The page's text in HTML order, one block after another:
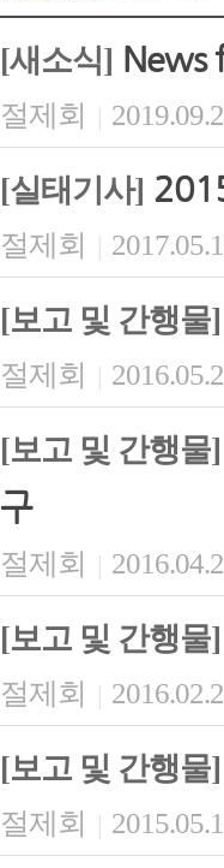
[새소식] News
절제회 |
[실태기사]
절제회 |
[보고 및 간행물]
절제회 |
[보고 및 간행물]
구
절제회 |
[보고 및 간행물]
절제회 |
[보고 및 간행물]
절제회 |